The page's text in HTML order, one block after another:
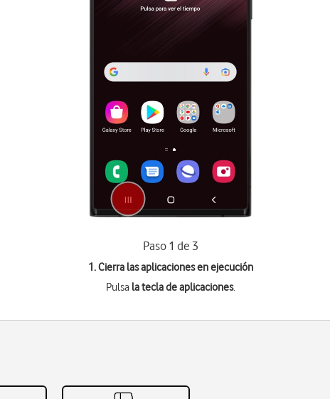
Paso 1 de 3
1. Cierra las aplicaciones en ejecución
Pulsa la tecla de aplicaciones.